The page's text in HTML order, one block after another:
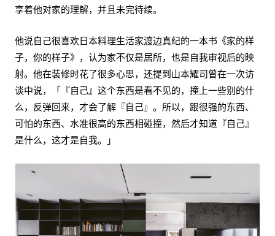
享着他对家的理解，并且未完待续。
他说自己很喜欢日本料理生活家渡边真纪的一本书《家的样
子，你的样子》，认为家不仅是居所，也是自我审视后的映
射。他在装修时花了很多心思，还提到山本耀司曾在一次访
谈中说，「『自己』这个东西是看不见的，撞上一些别的什
么，反弹回来，才会了解『自己』。所以，跟很强的东西、
可怕的东西、水准很高的东西相碰撞，然后才知道『自己』
是什么，这才是自我。」